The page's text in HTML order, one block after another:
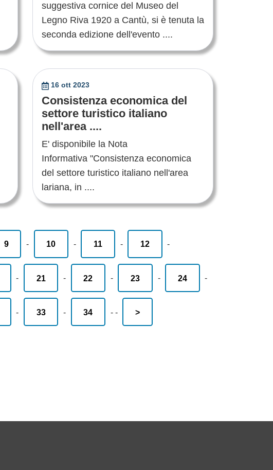
suggestiva cornice del Museo del
Legno Riva 1920 a Cantù, si è tenuta la
seconda edizione dell'evento ....
16 ott 2023
Consistenza economica del
settore turistico italiano
nell'area ....
E' disponibile la Nota
Informativa "Consistenza economica
del settore turistico italiano nell'area
lariana, in ....
9 - 10 - 11 - 12 -
- 21 - 22 - 23 - 24 -
- 33 - 34 - - >